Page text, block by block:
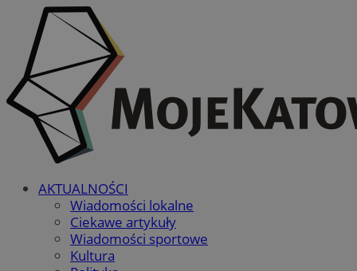
AKTUALNOŚCI
Wiadomości lokalne
Ciekawe artykuły
Wiadomości sportowe
Kultura